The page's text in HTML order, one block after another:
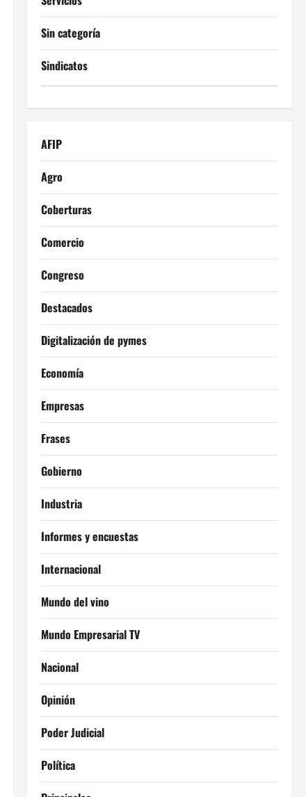
Sin categoría
Sindicatos
AFIP
Agro
Coberturas
Comercio
Congreso
Destacados
Digitalización de pymes
Economía
Empresas
Frases
Gobierno
Industria
Informes y encuestas
Internacional
Mundo del vino
Mundo Empresarial TV
Nacional
Opinión
Poder Judicial
Política